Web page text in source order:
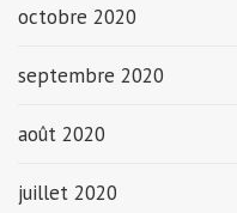
octobre 2020
septembre 2020
août 2020
juillet 2020